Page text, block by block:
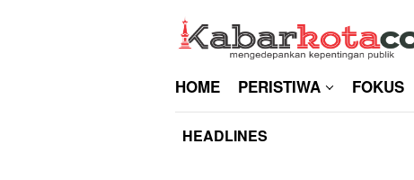
HOME PERISTIWA FOKUS
HEADLINES